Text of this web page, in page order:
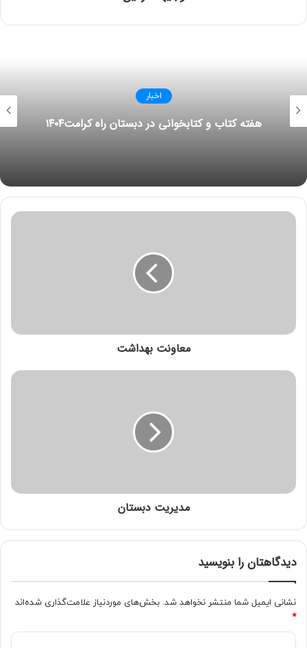
اخبار
هفته کتاب و کتابخوانی در دبستان راه کرامت۱۴۰۴
معاونت بهداشت
مدیریت دبستان
دیدگاهتان را بنویسید
نشانی ایمیل شما منتشر نخواهد شد. بخش‌های موردنیاز علامت‌گذاری شده‌اند
*